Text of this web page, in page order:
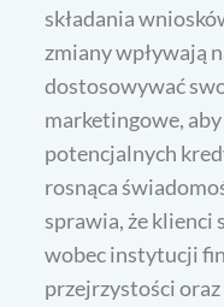
składania
zmiany wpływają
dostosowywać
marketingowe,
potencjalnych
rosnąca
sprawia, że klienci
wobec instytucji
przejrzystości